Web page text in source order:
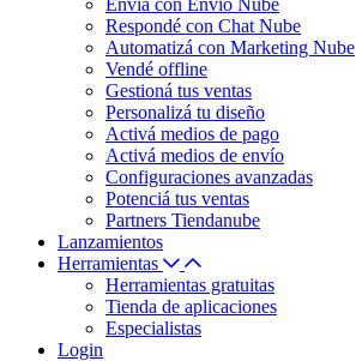
Enviá con Envío Nube
Respondé con Chat Nube
Automatizá con Marketing Nube
Vendé offline
Gestioná tus ventas
Personalizá tu diseño
Activá medios de pago
Activá medios de envío
Configuraciones avanzadas
Potenciá tus ventas
Partners Tiendanube
Lanzamientos
Herramientas
Herramientas gratuitas
Tienda de aplicaciones
Especialistas
Login